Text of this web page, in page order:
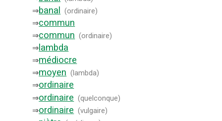
⇒banal (ordinaire)
⇒commun
⇒commun (ordinaire)
⇒ lambda
⇒médiocre
⇒moyen ( lambda)
⇒ordinaire
⇒ordinaire (quelconque)
⇒ordinaire (vulgaire)